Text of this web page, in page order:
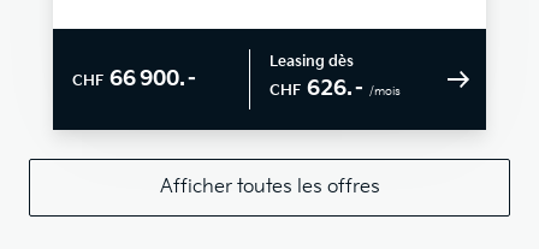
CHF 66 900.–
Leasing dès
CHF 626.– /mois
Afficher toutes les offres